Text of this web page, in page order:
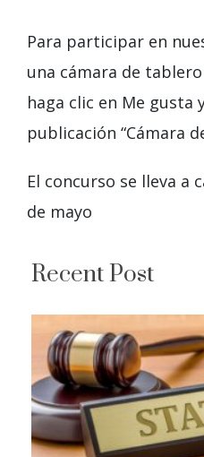
Para participar en
una cámara de
haga clic en Me
publicación “Cámara
El concurso se lleva a
de mayo
Recent Post